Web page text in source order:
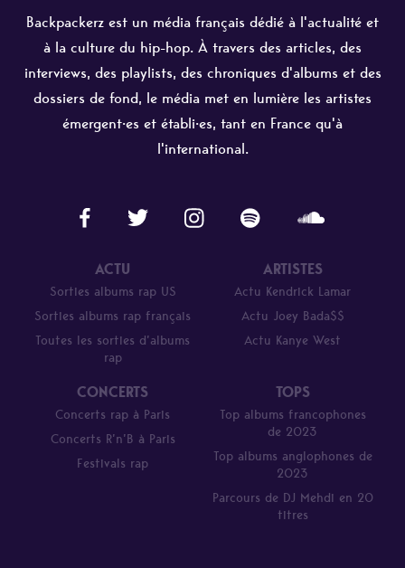
Backpackerz est un média français dédié à l'actualité et
à la culture du hip-hop. À travers des articles, des
interviews, des playlists, des chroniques d'albums et des
dossiers de fond, le média met en lumière les artistes
émergent·es et établi·es, tant en France qu'à
l'international.
ACTU
Sorties albums rap US
Sorties albums rap français
Toutes les sorties d’albums
rap
ARTISTES
Actu Kendrick Lamar
Actu Joey Bada$$
Actu Kanye West
CONCERTS
Concerts rap à Paris
Concerts R’n’B à Paris
Festivals rap
TOPS
Top albums francophones
de 2023
Top albums anglophones de
2023
Parcours de DJ Mehdi en 20
titres